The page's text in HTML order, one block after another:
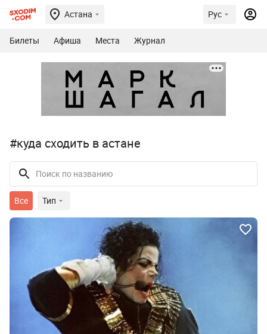
Астана Рус
Билеты Афиша Места Журнал
#куда сходить в астане
Все Тип